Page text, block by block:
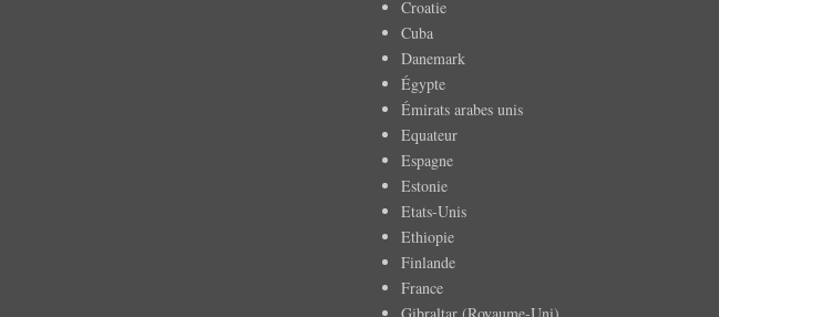
Croatie
Cuba
Danemark
Égypte
Émirats arabes unis
Equateur
Espagne
Estonie
Etats-Unis
Ethiopie
Finlande
France